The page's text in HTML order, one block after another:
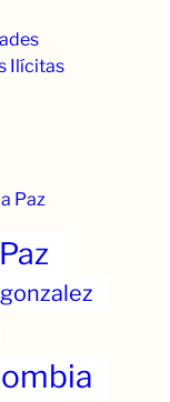
Ilícitas
Paz